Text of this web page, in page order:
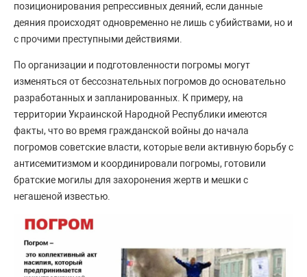
позиционирования репрессивных деяний, если данные
деяния происходят одновременно не лишь с убийствами, но и
с прочими преступными действиями.
По организации и подготовленности погромы могут
изменяться от бессознательных погромов до основательно
разработанных и запланированных. К примеру, на
территории Украинской Народной Республики имеются
факты, что во время гражданской войны до начала
погромов советские власти, которые вели активную борьбу с
антисемитизмом и координировали погромы, готовили
братские могилы для захоронения жертв и мешки с
негашеной известью.